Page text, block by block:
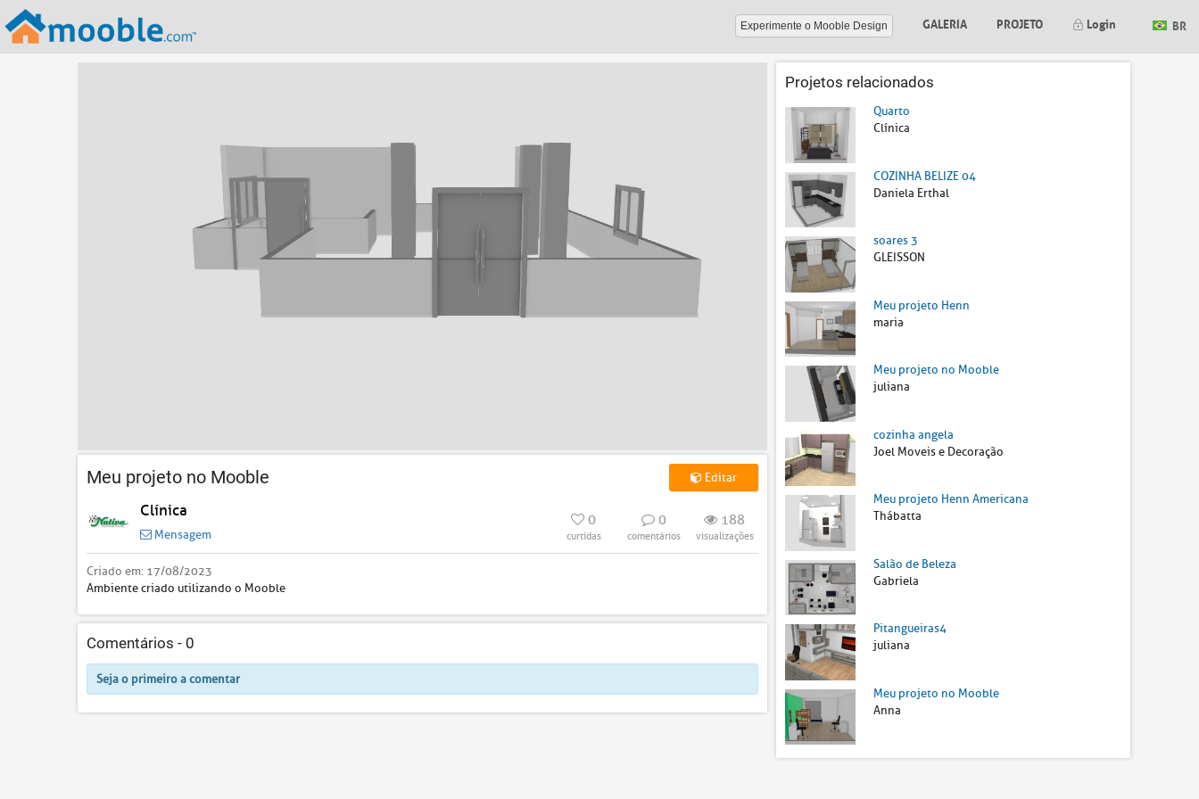
Experimente o Mooble Design GALERIA PROJETO Login BR
Meu projeto no Mooble Editar
Clínica
Mensagem
0
curtidas
0
comentários
188
visualizações
Criado em: 17/08/2023
Ambiente criado utilizando o Mooble
Comentários - 0
Seja o primeiro a comentar
Projetos relacionados
Quarto
Clínica
COZINHA BELIZE 04
Daniela Erthal
soares 3
GLEISSON
Meu projeto Henn
maria
Meu projeto no Mooble
juliana
cozinha angela
Joel Moveis e Decoração
Meu projeto Henn Americana
Thábatta
Salão de Beleza
Gabriela
Pitangueiras4
juliana
Meu projeto no Mooble
Anna